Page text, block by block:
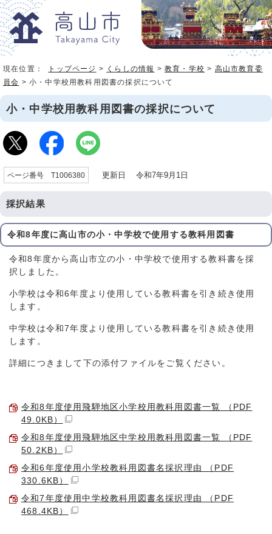
現在位置： トップページ > くらしの情報 >教育・学校 > 高山市教育委
員会 > 小・中学校用教科用図書の採択について
小・中学校用教科用図書の採択について
ページ番号 T1006380 更新日 令和7年9月1日
採択結果
令和8年度に高山市の小・中学校で使用する教科用図書
令和8年度から高山市立の小・中学校で使用する教科書を採
択しました。
小学校は令和6年度より使用している教科書を引き続き使用
します。
中学校は令和7年度より使用している教科書を引き続き使用
します。
詳細につきまして下の添付ファイルをご覧ください。
令和8年度使用飛騨地区小学校用教科用図書一覧 （PDF
49.0KB）
令和8年度使用飛騨地区中学校用教科用図書一覧 （PDF
50.2KB）
令和6年度使用小学校教科用図書名採択理由 （PDF
330.6KB）
令和7年度使用中学校教科用図書名採択理由 （PDF
468.4KB）